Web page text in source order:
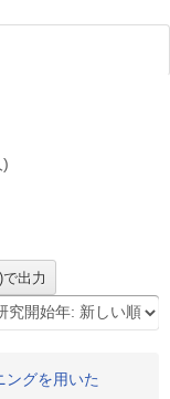
)
ングを用いた